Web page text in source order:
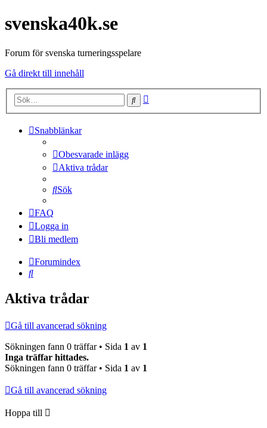
svenska40k.se
Forum för svenska turneringsspelare
Gå direkt till innehåll
Sök
Snabblänkar
Obesvarade inlägg
Aktiva trådar
Sök
FAQ
Logga in
Bli medlem
Forumindex
Sök
Aktiva trådar
Gå till avancerad sökning
Sökningen fann 0 träffar • Sida 1 av 1
Inga träffar hittades.
Sökningen fann 0 träffar • Sida 1 av 1
Gå till avancerad sökning
Hoppa till